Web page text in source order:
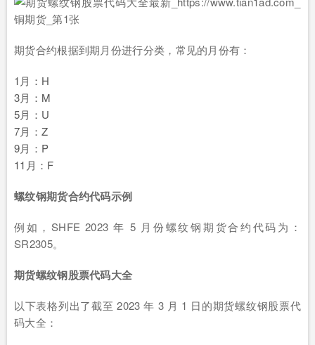
期货合约根据到期月份进行分类，常见的月份有：
1月：H
3月：M
5月：U
7月：Z
9月：P
11月：F
螺纹钢期货合约代码示例
例如，SHFE 2023 年 5 月份螺纹钢期货合约代码为：
SR2305。
期货螺纹钢股票代码大全
以下表格列出了截至 2023 年 3 月 1 日的期货螺纹钢股票代
码大全：